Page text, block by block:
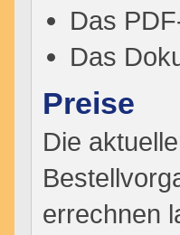
Das
Das
Preise
Die
errechnen